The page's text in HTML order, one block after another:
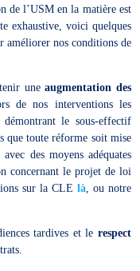
de l’USM en la matière est
exhaustive, voici quelques
améliorer nos conditions de
uneaugmentation des
de nos interventions les
le sous-effectif
que toute réforme soit mise
des moyens adéquates
concernant le projet de loi
sur la CLE là, ou notre
tardives et le respect